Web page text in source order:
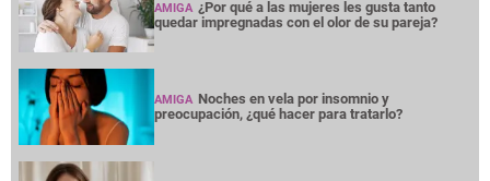
AMIGA ¿Por qué a las mujeres les gusta tanto
quedar impregnadas con el olor de su pareja?
AMIGA Noches en vela por insomnio y
preocupación, ¿qué hacer para tratarlo?